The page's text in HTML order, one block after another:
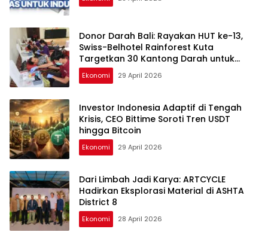
Donor Darah Bali: Rayakan HUT ke-13,
Swiss-Belhotel Rainforest Kuta
Targetkan 30 Kantong Darah untuk
Selamatkan Nyawa
Ekonomi 29 April 2026
Investor Indonesia Adaptif di Tengah
Krisis, CEO Bittime Soroti Tren USDT
hingga Bitcoin
Ekonomi 29 April 2026
Dari Limbah Jadi Karya: ARTCYCLE
Hadirkan Eksplorasi Material di ASHTA
District 8
Ekonomi 28 April 2026